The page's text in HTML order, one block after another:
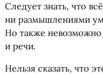
Следует знать, что
ни размышлениями
Но также невозможно
и речи.
Нельзя сказать, что